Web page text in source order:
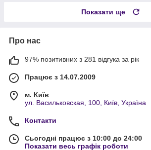
Показати ще
Про нас
97% позитивних з 281 відгука за рік
Працює з 14.07.2009
м. Київ
ул. Васильковская, 100, Київ, Україна
Контакти
Сьогодні працює з 10:00 до 24:00
Показати весь графік роботи